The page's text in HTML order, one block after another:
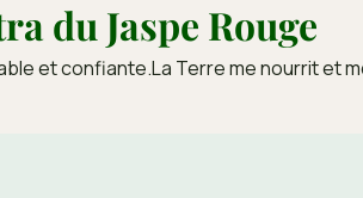
du Jaspe Rouge
et confiante.La Terre me nourrit et